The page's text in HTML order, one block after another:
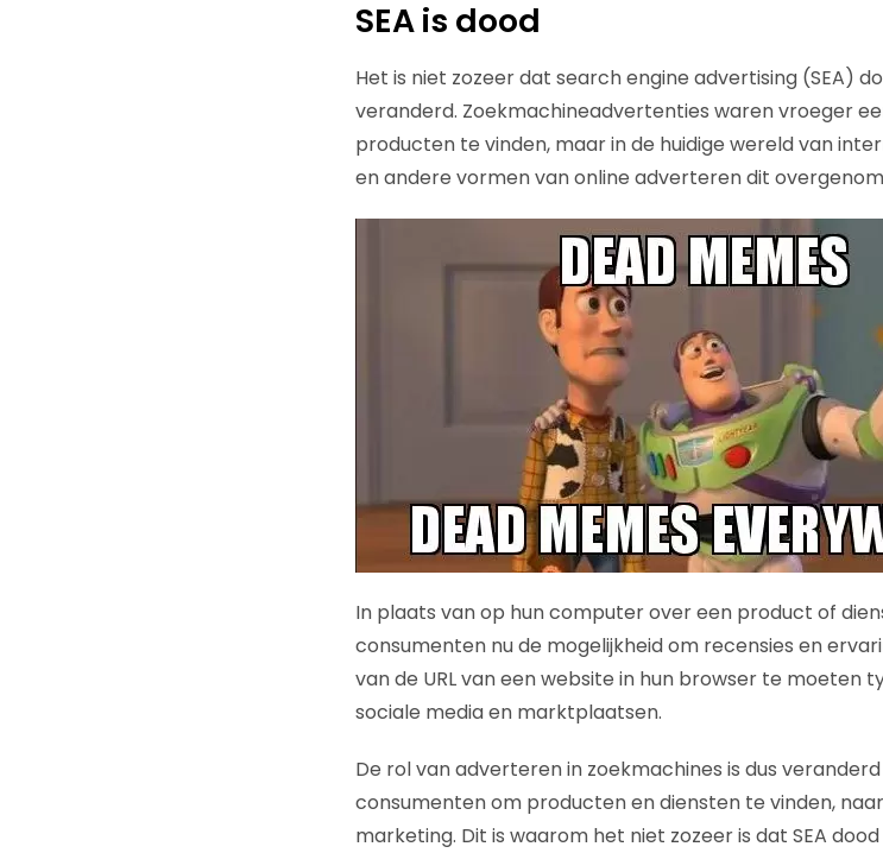
SEA is dood
Het is niet zozeer dat search engine advertising (SEA)
veranderd. Zoekmachineadvertenties waren vroeger
producten te vinden, maar in de huidige wereld van
en andere vormen van online adverteren dit
In plaats van op hun computer over een product of
consumenten nu de mogelijkheid om recensies en
van de URL van een website in hun browser te moeten
sociale media en marktplaatsen.
De rol van adverteren in zoekmachines is dus
consumenten om producten en diensten te vinden,
marketing. Dit is waarom het niet zozeer is dat SEA